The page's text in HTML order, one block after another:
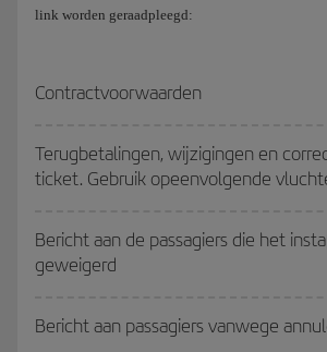
link worden geraadpleegd:
Contractvoorwaarden
Terugbetalingen, wijzigingen en
ticket. Gebruik opeenvolgende
Bericht aan de passagiers die het
geweigerd
Bericht aan passagiers vanwege